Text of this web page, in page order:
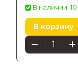
В наличии: 10
В корзину